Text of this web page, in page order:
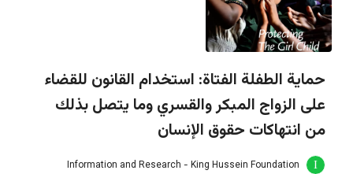
حماية الطفلة الفتاة: استخدام القانون للقضاء
على الزواج المبكر والقسري وما يتصل بذلك
من انتهاكات حقوق الإنسان
Information and Research - King Hussein Foundation